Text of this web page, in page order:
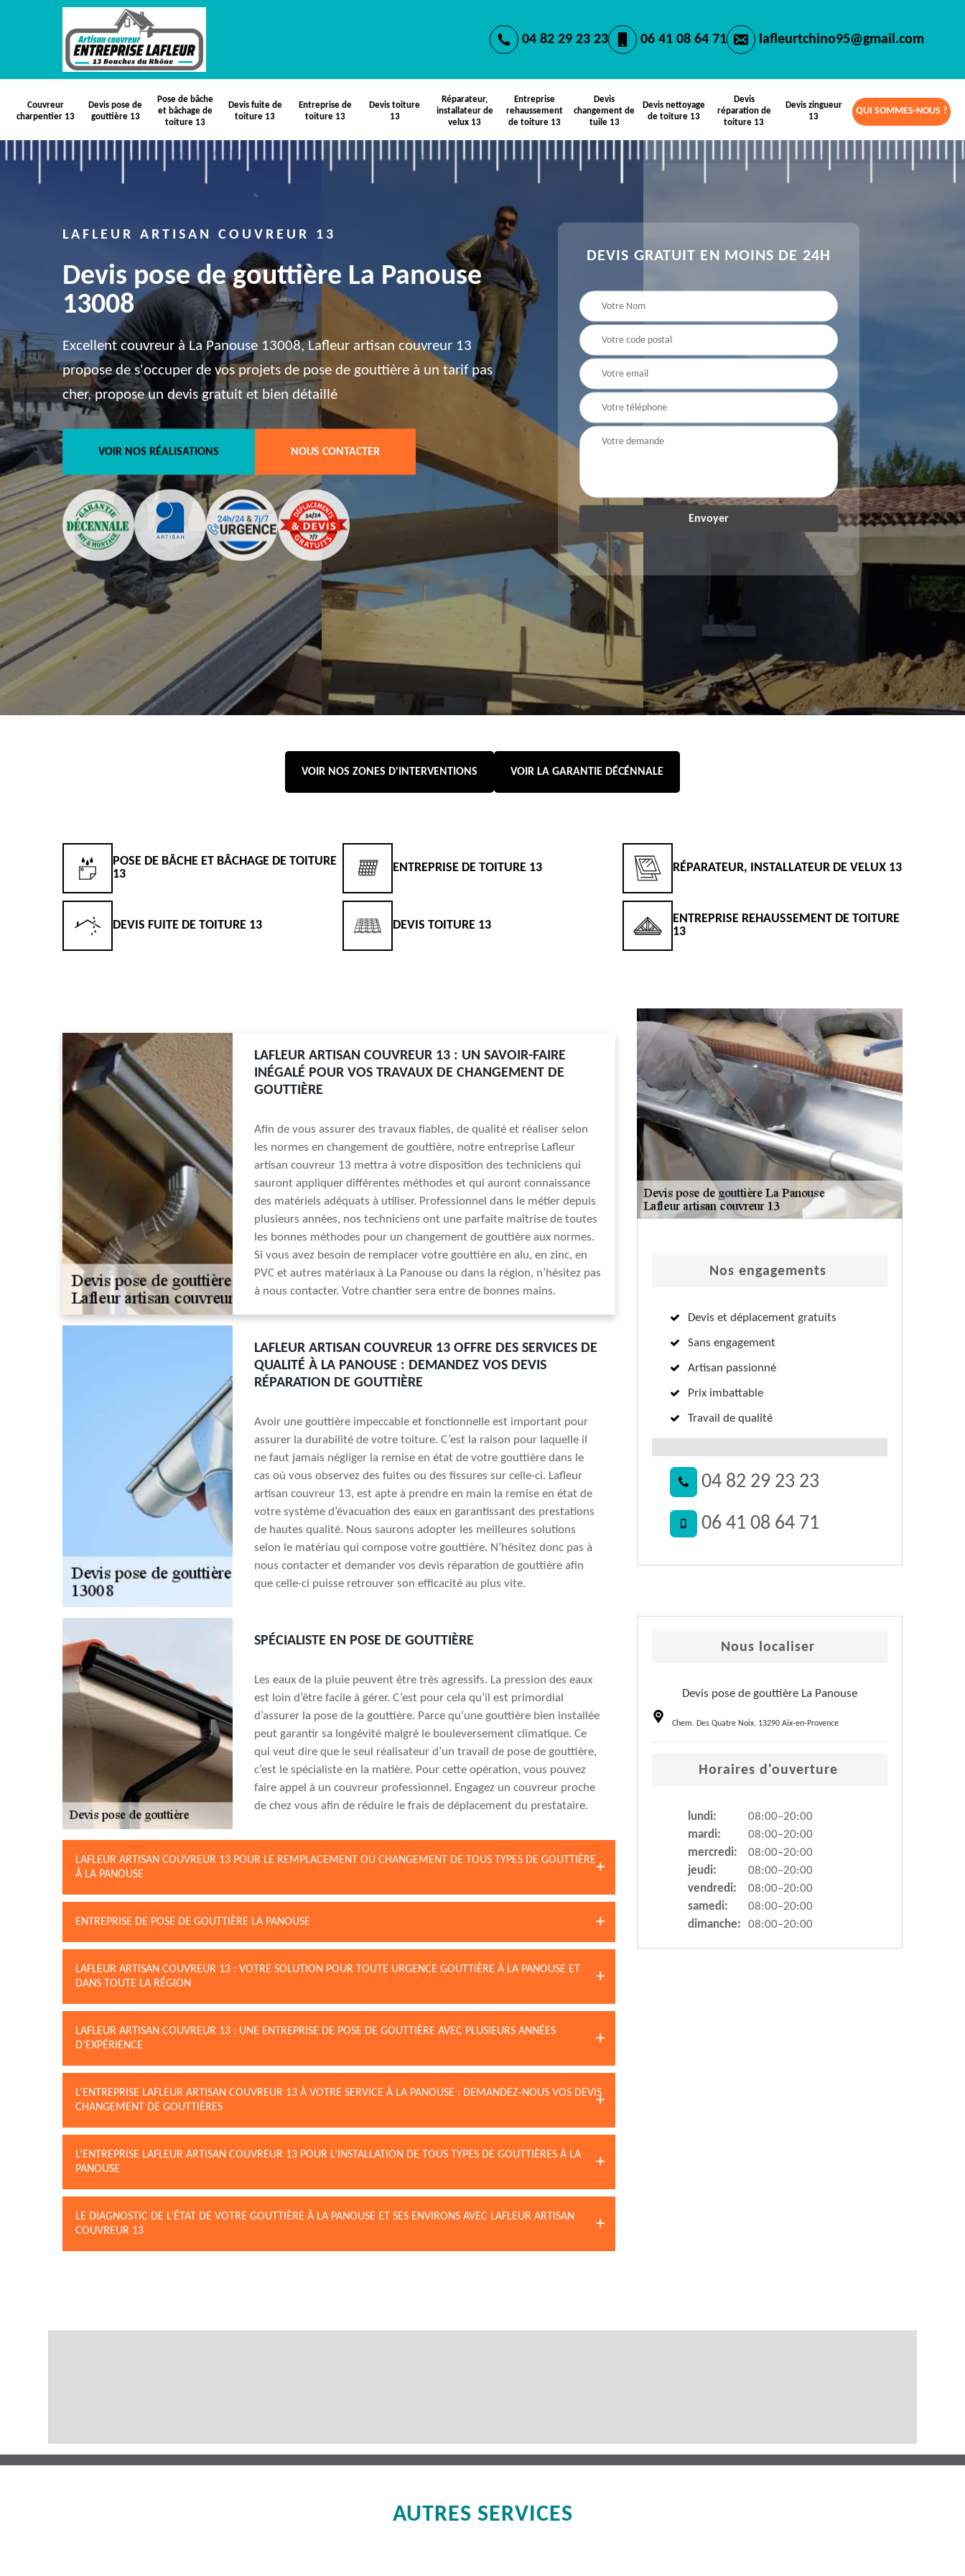
04 82 29 23 23 06 41 08 64 71 lafleurtchino95@gmail.com
Couvreur
charpentier 13
Devis pose de
gouttière 13
Pose de bâche
et bâchage de
toiture 13
Devis fuite de
toiture 13
Entreprise de
toiture 13
Devis toiture
13
Réparateur,
installateur de
velux 13
Entreprise
rehaussement
de toiture 13
Devis
changement de
tuile 13
Devis nettoyage
de toiture 13
Devis
réparation de
toiture 13
Devis zingueur
13
QUI SOMMES-NOUS ?
LAFLEUR ARTISAN COUVREUR 13
Devis pose de gouttière La Panouse
13008
Excellent couvreur à La Panouse 13008, Lafleur artisan couvreur 13
propose de s'occuper de vos projets de pose de gouttière à un tarif pas
cher, propose un devis gratuit et bien détaillé
VOIR NOS RÉALISATIONS NOUS CONTACTER
DEVIS GRATUIT EN MOINS DE 24H
VOIR NOS ZONES D'INTERVENTIONS VOIR LA GARANTIE DÉCÉNNALE
POSE DE BÂCHE ET BÂCHAGE DE TOITURE
13
DEVIS FUITE DE TOITURE 13
ENTREPRISE DE TOITURE 13
DEVIS TOITURE 13
RÉPARATEUR, INSTALLATEUR DE VELUX 13
ENTREPRISE REHAUSSEMENT DE TOITURE
13
LAFLEUR ARTISAN COUVREUR 13 : UN SAVOIR-FAIRE
INÉGALÉ POUR VOS TRAVAUX DE CHANGEMENT DE
GOUTTIÈRE
Afin de vous assurer des travaux fiables, de qualité et réaliser selon
les normes en changement de gouttière, notre entreprise Lafleur
artisan couvreur 13 mettra à votre disposition des techniciens qui
sauront appliquer différentes méthodes et qui auront connaissance
des matériels adéquats à utiliser. Professionnel dans le métier depuis
plusieurs années, nos techniciens ont une parfaite maîtrise de toutes
les bonnes méthodes pour un changement de gouttière aux normes.
Si vous avez besoin de remplacer votre gouttière en alu, en zinc, en
PVC et autres matériaux à La Panouse ou dans la région, n’hésitez pas
à nous contacter. Votre chantier sera entre de bonnes mains.
LAFLEUR ARTISAN COUVREUR 13 OFFRE DES SERVICES DE
QUALITÉ À LA PANOUSE : DEMANDEZ VOS DEVIS
RÉPARATION DE GOUTTIÈRE
Avoir une gouttière impeccable et fonctionnelle est important pour
assurer la durabilité de votre toiture. C’est la raison pour laquelle il
ne faut jamais négliger la remise en état de votre gouttière dans le
cas où vous observez des fuites ou des fissures sur celle-ci. Lafleur
artisan couvreur 13, est apte à prendre en main la remise en état de
votre système d’évacuation des eaux en garantissant des prestations
de hautes qualité. Nous saurons adopter les meilleures solutions
selon le matériau qui compose votre gouttière. N’hésitez donc pas à
nous contacter et demander vos devis réparation de gouttière afin
que celle-ci puisse retrouver son efficacité au plus vite.
SPÉCIALISTE EN POSE DE GOUTTIÈRE
Les eaux de la pluie peuvent être très agressifs. La pression des eaux
est loin d’être facile à gérer. C’est pour cela qu’il est primordial
d’assurer la pose de la gouttière. Parce qu’une gouttière bien installée
peut garantir sa longévité malgré le bouleversement climatique. Ce
qui veut dire que le seul réalisateur d’un travail de pose de gouttière,
c’est le spécialiste en la matière. Pour cette opération, vous pouvez
faire appel à un couvreur professionnel. Engagez un couvreur proche
de chez vous afin de réduire le frais de déplacement du prestataire.
LAFLEUR ARTISAN COUVREUR 13 POUR LE REMPLACEMENT OU CHANGEMENT DE TOUS TYPES DE GOUTTIÈRE
À LA PANOUSE
ENTREPRISE DE POSE DE GOUTTIÈRE LA PANOUSE
LAFLEUR ARTISAN COUVREUR 13 : VOTRE SOLUTION POUR TOUTE URGENCE GOUTTIÈRE À LA PANOUSE ET
DANS TOUTE LA RÉGION
LAFLEUR ARTISAN COUVREUR 13 : UNE ENTREPRISE DE POSE DE GOUTTIÈRE AVEC PLUSIEURS ANNÉES
D’EXPÉRIENCE
L’ENTREPRISE LAFLEUR ARTISAN COUVREUR 13 À VOTRE SERVICE À LA PANOUSE : DEMANDEZ-NOUS VOS DEVIS
CHANGEMENT DE GOUTTIÈRES
L’ENTREPRISE LAFLEUR ARTISAN COUVREUR 13 POUR L’INSTALLATION DE TOUS TYPES DE GOUTTIÈRES À LA
PANOUSE
LE DIAGNOSTIC DE L’ÉTAT DE VOTRE GOUTTIÈRE À LA PANOUSE ET SES ENVIRONS AVEC LAFLEUR ARTISAN
COUVREUR 13
Nos engagements
Devis et déplacement gratuits
Sans engagement
Artisan passionné
Prix imbattable
Travail de qualité
04 82 29 23 23
06 41 08 64 71
Nous localiser
Devis pose de gouttière La Panouse
Chem. Des Quatre Noix, 13290 Aix-en-Provence
Horaires d'ouverture
lundi:
08:00–20:00
mardi:
08:00–20:00
mercredi:
08:00–20:00
jeudi:
08:00–20:00
vendredi:
08:00–20:00
samedi:
08:00–20:00
dimanche:
08:00–20:00
AUTRES SERVICES